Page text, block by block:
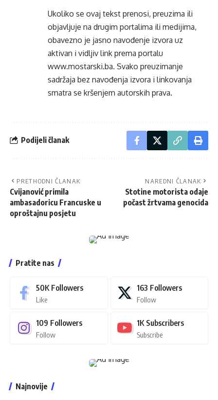
Ukoliko se ovaj tekst prenosi, preuzima ili
objavljuje na drugim portalima ili medijima,
obavezno je jasno navođenje izvora uz
aktivan i vidljiv link prema portalu
www.mostarski.ba. Svako preuzimanje
sadržaja bez navođenja izvora i linkovanja
smatra se kršenjem autorskih prava.
Podijeli članak
PRETHODNI ČLANAK
Cvijanović primila
ambasadoricu Francuske u
oproštajnu posjetu
NAREDNI ČLANAK
Stotine motorista odaje
počast žrtvama genocida
Pratite nas
50K Followers
Like
163 Followers
Follow
109 Followers
Follow
1K Subscribers
Subscribe
Najnovije